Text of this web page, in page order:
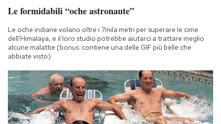
Le formidabili “oche astronaute”
Le oche indiane volano oltre i 7mila metri per superare le cime
dell'Himalaya, e il loro studio potrebbe aiutarci a trattare meglio
alcune malattie (bonus: contiene una delle GIF più belle che
abbiate visto)